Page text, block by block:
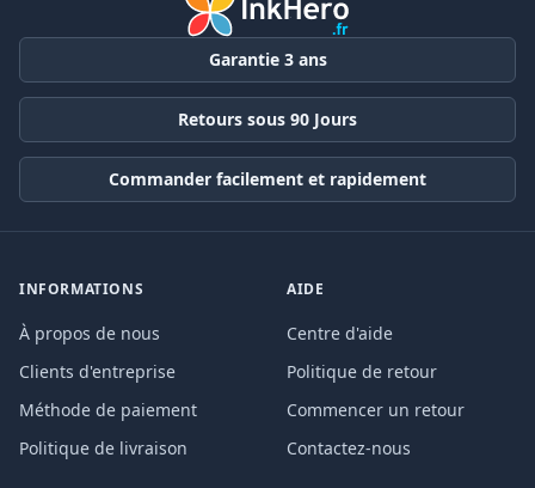
Garantie 3 ans
Retours sous 90 Jours
Commander facilement et rapidement
INFORMATIONS
À propos de nous
Clients d'entreprise
Méthode de paiement
Politique de livraison
AIDE
Centre d'aide
Politique de retour
Commencer un retour
Contactez-nous